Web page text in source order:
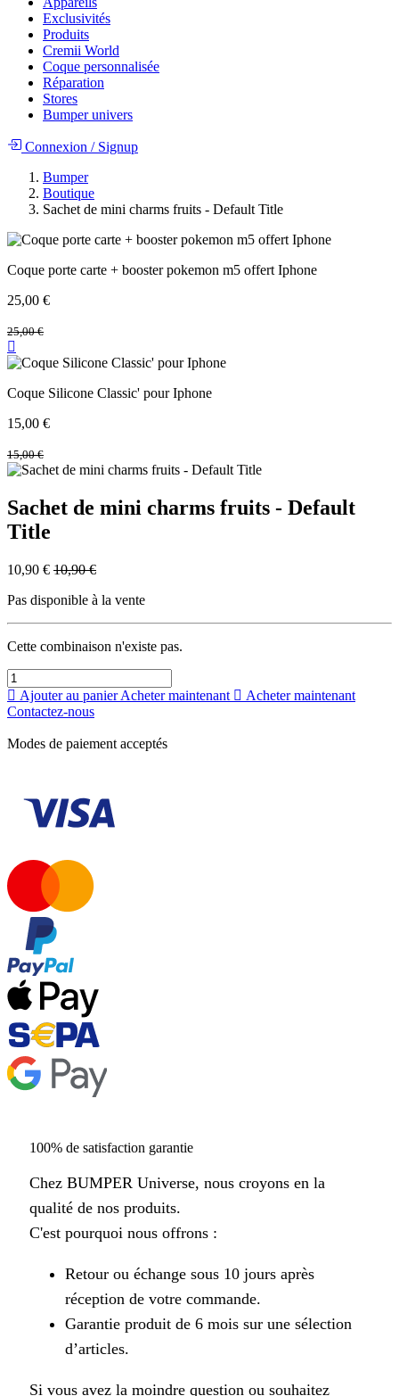
Exclusivités
Produits
Cremii World
Coque personnalisée
Réparation
Stores
Bumper univers
Connexion /Signup
Bumper
Boutique
Sachet de mini charms fruits - Default Title
Coque porte carte + booster pokemon m5 offert Iphone
25,00 €
25,00€
Coque Silicone Classic' pour Iphone
15,00 €
15,00€
Sachet de mini charms fruits - Default
Title
10,90 € 10,90€
Pas disponible à la vente
Cette combinaison n'existe pas.
Ajouter au panierAcheter maintenant
Acheter maintenant
Contactez-nous
Modes de paiement acceptés
100% de satisfaction garantie
Chez BUMPER Universe, nous croyons en la
qualité de nos produits.
C'est pourquoi nous offrons :
Retour ou échange sous 10 jours après
réception de votre commande.
Garantie produit de 6 mois sur une sélection
d’articles.
Si vous avez la moindre question ou souhaitez